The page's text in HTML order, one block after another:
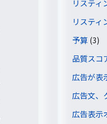
リスティ
リスティ
予算(3)
品質スコ
広告が表
広告文、
広告表示